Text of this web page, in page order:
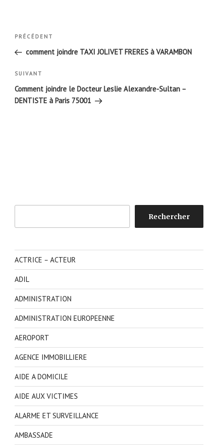
Navigation
l’article
Article
précédent
PRÉCÉDENT
comment joindre TAXI JOLIVET FRERES à VARAMBON
Article
suivant
SUIVANT
Comment joindre le Docteur Leslie Alexandre-Sultan –
DENTISTE à Paris 75001
Rechercher
ACTRICE – ACTEUR
ADIL
ADMINISTRATION
ADMINISTRATION EUROPEENNE
AEROPORT
AGENCE IMMOBILLIERE
AIDE A DOMICILE
AIDE AUX VICTIMES
ALARME ET SURVEILLANCE
AMBASSADE